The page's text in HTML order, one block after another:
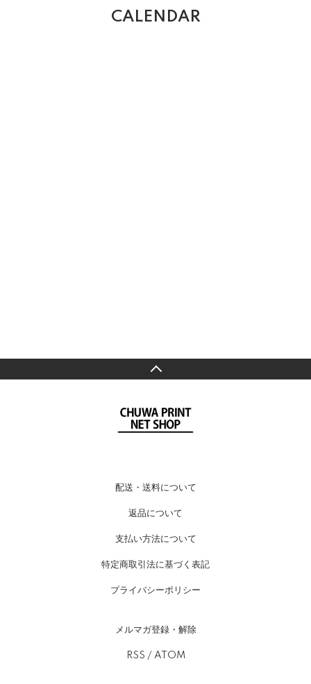
CALENDAR
配送・送料について
返品について
支払い方法について
特定商取引法に基づく表記
プライバシーポリシー
メルマガ登録・解除
RSS / ATOM